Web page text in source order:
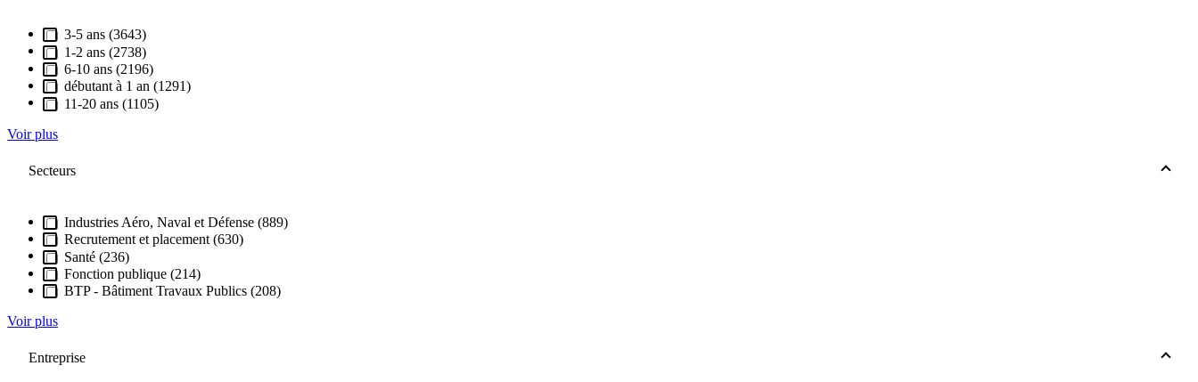
3-5 ans (3643)
1-2 ans (2738)
6-10 ans (2196)
débutant à 1 an (1291)
11-20 ans (1105)
Voir plus
Secteurs
Industries Aéro, Naval et Défense (889)
Recrutement et placement (630)
Santé (236)
Fonction publique (214)
BTP - Bâtiment Travaux Publics (208)
Voir plus
Entreprise